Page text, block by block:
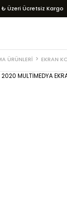
₺ Üzeri Ücretsiz Kargo
ÜRÜNLERİ EKRAN